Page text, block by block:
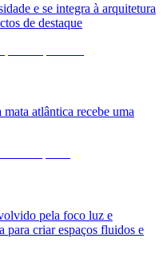
e se integra à arquitetura
de destaque
atlântica recebe uma
pela foco luz e
para criar espaços fluidos e